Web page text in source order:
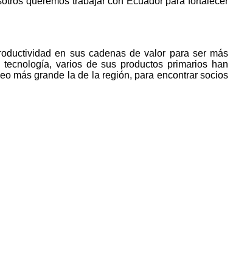
en sus cadenas de valor para ser más
varios de sus productos primarios han
más grande la de la región, para encontrar socios